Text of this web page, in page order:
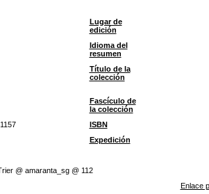
Lugar de
edición
Idioma del
resumen
Título de la
colección
Fascículo de
la colección
ISBN
Expedición
@ amaranta_sg @ 112
Enlace